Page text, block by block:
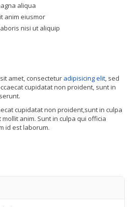
aliqua
anim eiusmor
nisi ut aliquip
amet, consectetur adipisicing elit, sed
cupidatat non proident, sunt in
cupidatat non proident,sunt in culpa
anim. Sunt in culpa qui officia
id est laborum.